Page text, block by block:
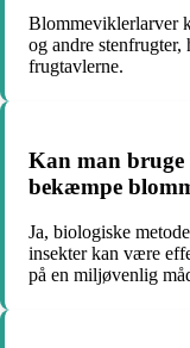
Blommeviklerlarver
og andre
frugtavlerne.
Kan man bruge
bekæmpe
Ja, biologiske
insekter kan være
på en miljøvenlig